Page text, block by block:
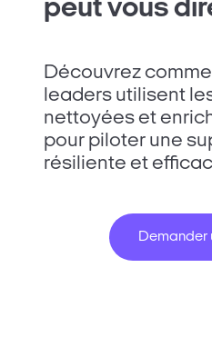
peut vous
Découvrez
leaders utilisent
nettoyées et
pour piloter une
résiliente et
Demander